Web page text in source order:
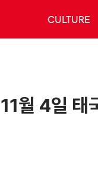
CULTURE
월 4일 태